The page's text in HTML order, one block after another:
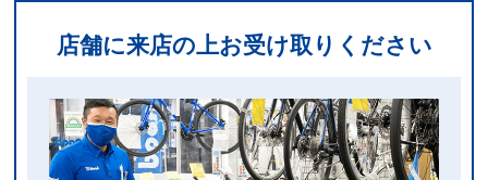
店舗に来店の上お受け取りください